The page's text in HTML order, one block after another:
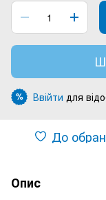
% Ввійти для
До
Опис